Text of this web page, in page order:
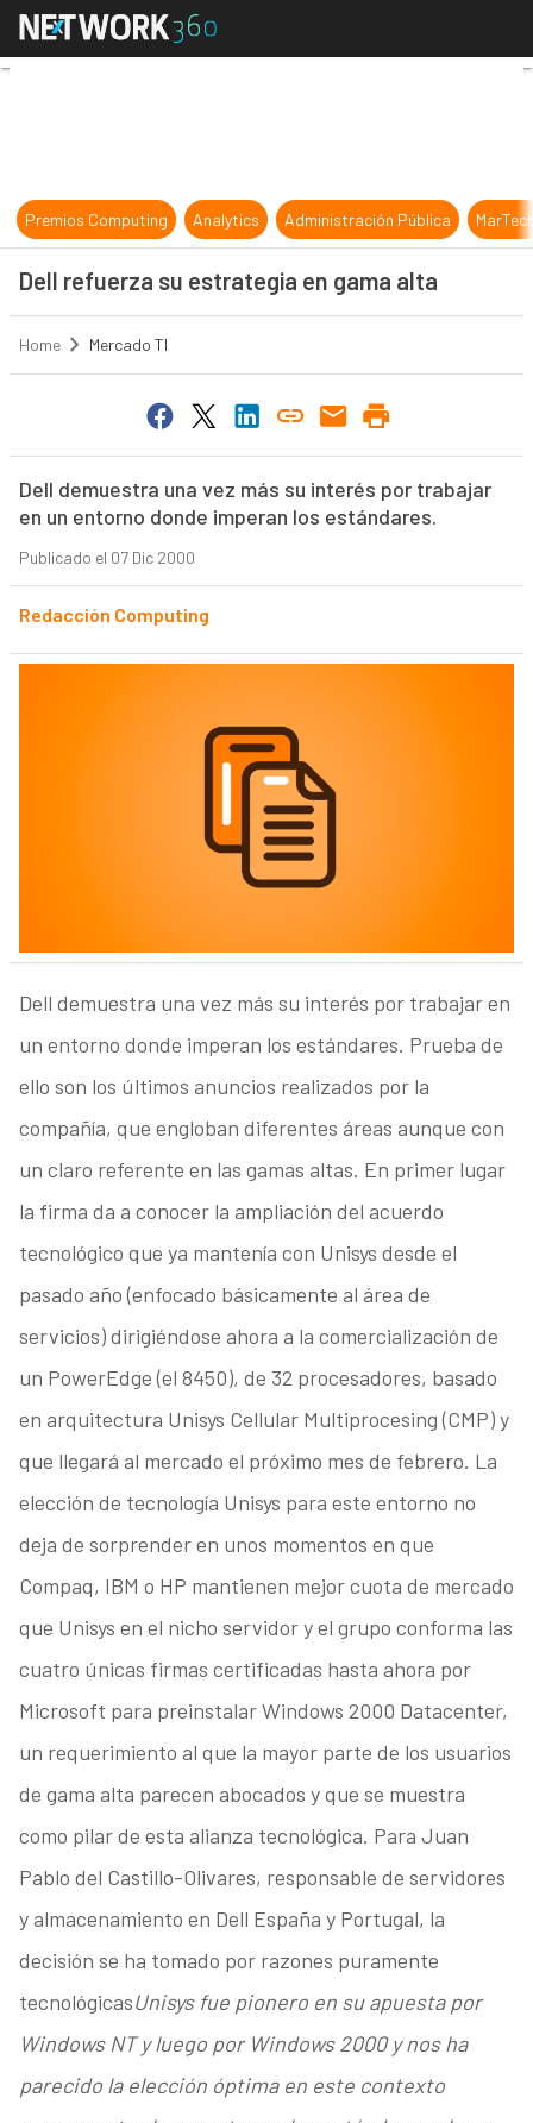
Dell refuerza su estrategia en
Premios Computing Analytics Administración Pública
Dell refuerza su estrategia en gama alta
Home Mercado TI
Dell demuestra una vez más su interés por trabajar
en un entorno donde imperan los estándares.
Publicado el 07 Dic 2000
Redacción Computing
Dell demuestra una vez más su interés por trabajar en
un entorno donde imperan los estándares. Prueba de
ello son los últimos anuncios realizados por la
compañía, que engloban diferentes áreas aunque con
un claro referente en las gamas altas. En primer lugar
la firma da a conocer la ampliación del acuerdo
tecnológico que ya mantenía con Unisys desde el
pasado año (enfocado básicamente al área de
servicios) dirigiéndose ahora a la comercialización de
un PowerEdge (el 8450), de 32 procesadores, basado
en arquitectura Unisys Cellular Multiprocesing (CMP) y
que llegará al mercado el próximo mes de febrero. La
elección de tecnología Unisys para este entorno no
deja de sorprender en unos momentos en que
Compaq, IBM o HP mantienen mejor cuota de mercado
que Unisys en el nicho servidor y el grupo conforma las
cuatro únicas firmas certificadas hasta ahora por
Microsoft para preinstalar Windows 2000 Datacenter,
un requerimiento al que la mayor parte de los usuarios
de gama alta parecen abocados y que se muestra
como pilar de esta alianza tecnológica. Para Juan
Pablo del Castillo-Olivares, responsable de servidores
y almacenamiento en Dell España y Portugal, la
decisión se ha tomado por razones puramente
tecnológicasUnisys fue pionero en su apuesta por
Windows NT y luego por Windows 2000 y nos ha
parecido la elección óptima en este contexto